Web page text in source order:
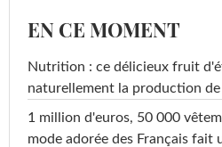
EN CE MOMENT
Nutrition : ce délicieux fruit
naturellement la production de
1 million d'euros, 50 000
mode adorée des Français fait